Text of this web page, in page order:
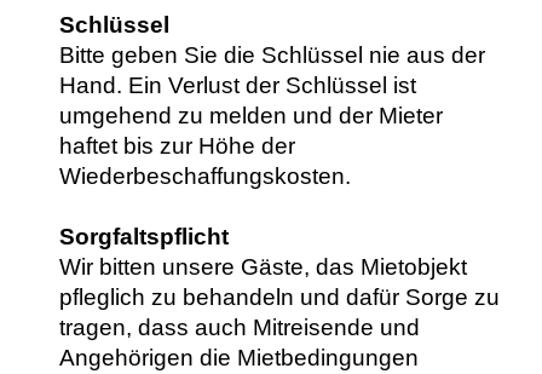
Schlüssel
Bitte geben Sie die Schlüssel nie aus der
Hand. Ein Verlust der Schlüssel ist
umgehend zu melden und der Mieter
haftet bis zur Höhe der
Wiederbeschaffungskosten.
Sorgfaltspflicht
Wir bitten unsere Gäste, das Mietobjekt
pfleglich zu behandeln und dafür Sorge zu
tragen, dass auch Mitreisende und
Angehörigen die Mietbedingungen